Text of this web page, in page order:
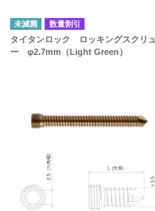
未滅菌 数量割引
タイタンロック ロッキングスクリュ
ー φ2.7mm（Light Green）